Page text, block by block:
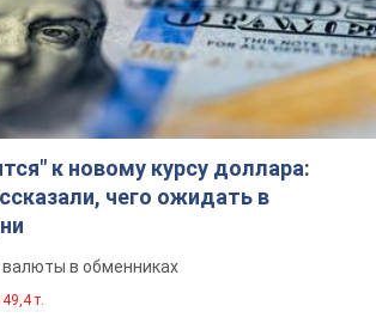
к новому курсу доллара:
чего ожидать в
валюты в обменниках
т.